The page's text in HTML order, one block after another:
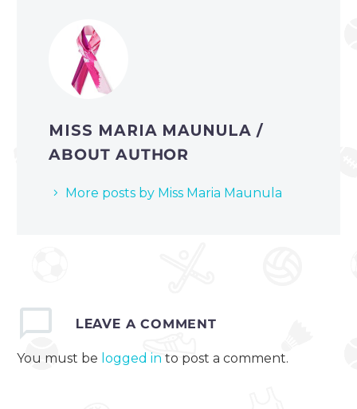
MISS MARIA MAUNULA/
ABOUT AUTHOR
More posts by Miss Maria Maunula
LEAVE A COMMENT
You must be logged in to post a comment.